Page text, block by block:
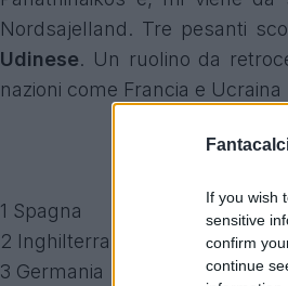
If you wish
sensitive
confirm
continue
Nordsajelland. Tre pesanti
Udinese. Un ruolino da
nazioni come Francia e
1 Spagna
77.882
2 Inghilterra
73.249
3 Germania
68.471